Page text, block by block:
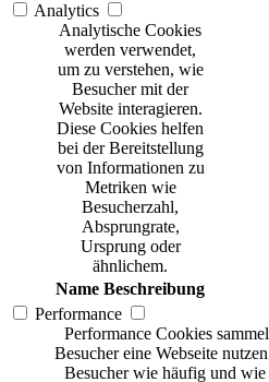
Analytics
Analytische Cookies
werden verwendet,
um zu verstehen, wie
Besucher mit der
Website interagieren.
Diese Cookies helfen
bei der Bereitstellung
von Informationen zu
Metriken wie
Besucherzahl,
Absprungrate,
Ursprung oder
ähnlichem.
Name Beschreibung
Performance
Performance Cookies
Besucher eine Webseite
Besucher wie häufig und